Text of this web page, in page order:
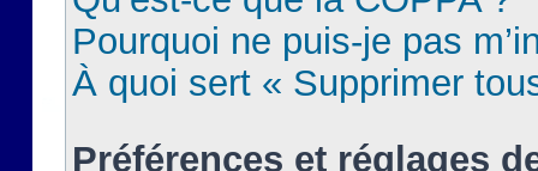
Pourquoi ne puis-je pas
À quoi sert « Supprimer
Préférences et réglages